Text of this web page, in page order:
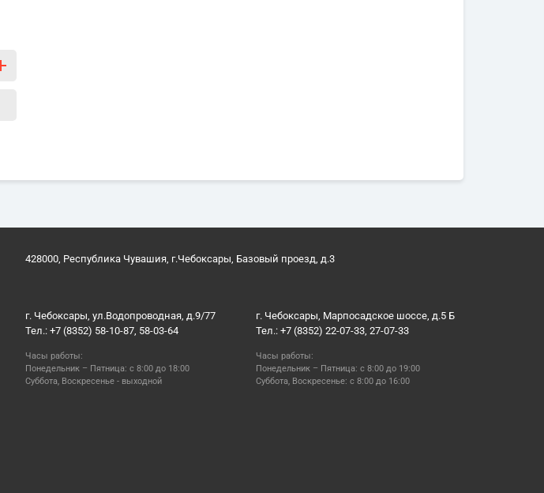
428000, Республика Чувашия, г.Чебоксары, Базовый проезд, д.3
г. Чебоксары, ул.Водопроводная, д.9/77
Тел.: +7 (8352) 58-10-87, 58-03-64
Часы работы:
Понедельник – Пятница: с 8:00 до 18:00
Суббота, Воскресенье - выходной
г. Чебоксары, Марпосадское шоссе, д.5 Б
Тел.: +7 (8352) 22-07-33, 27-07-33
Часы работы:
Понедельник – Пятница: с 8:00 до 19:00
Суббота, Воскресенье: с 8:00 до 16:00